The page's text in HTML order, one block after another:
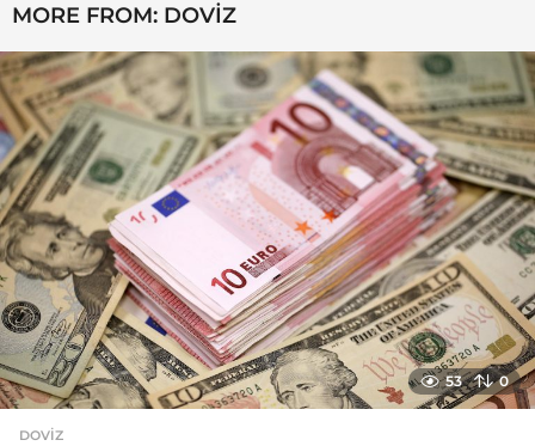
l
MORE FROM: DOVIZ
53 0
DOVIZ